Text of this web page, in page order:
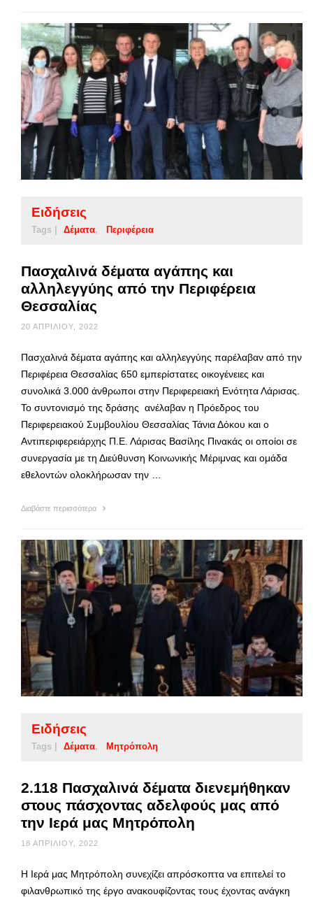
Ειδήσεις
Tags | Δέματα Περιφέρεια
Πασχαλινά δέματα αγάπης και
αλληλεγγύης από την Περιφέρεια
Θεσσαλίας
20 ΑΠΡΙΛΊΟΥ, 2022
Πασχαλινά δέματα αγάπης και αλληλεγγύης παρέλαβαν από την
Περιφέρεια Θεσσαλίας 650 εμπερίστατες οικογένειες και
συνολικά 3.000 άνθρωποι στην Περιφερειακή Ενότητα Λάρισας.
Το συντονισμό της δράσης ανέλαβαν η Πρόεδρος του
Περιφερειακού Συμβουλίου Θεσσαλίας Τάνια Δόκου και ο
Αντιπεριφερειάρχης Π.Ε. Λάρισας Βασίλης Πινακάς οι οποίοι σε
συνεργασία με τη Διεύθυνση Κοινωνικής Μέριμνας και ομάδα
εθελοντών ολοκλήρωσαν την …
Διαβάστε περισσότερα
Ειδήσεις
Tags | Δέματα Μητρόπολη
2.118 Πασχαλινά δέματα διενεμήθηκαν
στους πάσχοντας αδελφούς μας από
την Ιερά μας Μητρόπολη
18 ΑΠΡΙΛΊΟΥ, 2022
Η Ιερά μας Μητρόπολη συνεχίζει απρόσκοπτα να επιτελεί το
φιλανθρωπικό της έργο ανακουφίζοντας τους έχοντας ανάγκη